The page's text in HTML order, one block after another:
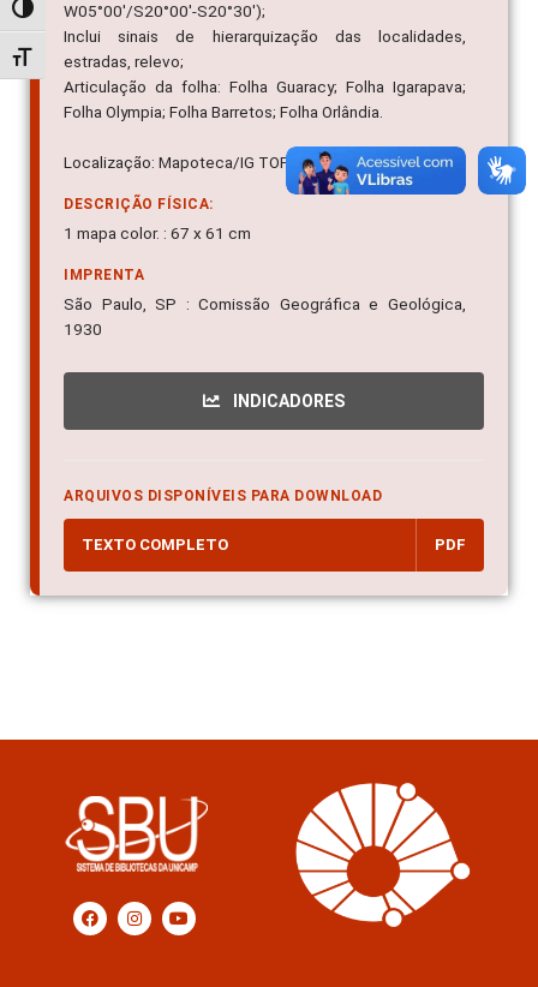
Alternar alto contraste
Alternar tamanho da fonte
W05°00'/S20°00'-S20°30');
Inclui sinais de hierarquização das localidades,
estradas, relevo;
Articulação da folha: Folha Guaracy; Folha Igarapava;
Folha Olympia; Folha Barretos; Folha Orlândia.
Localização: Mapoteca/IG TOP 03.23/753
DESCRIÇÃO FÍSICA:
1 mapa color. : 67 x 61 cm
IMPRENTA
São Paulo, SP : Comissão Geográfica e Geológica,
1930
INDICADORES
ARQUIVOS DISPONÍVEIS PARA DOWNLOAD
TEXTO COMPLETO PDF